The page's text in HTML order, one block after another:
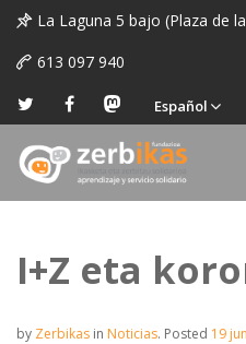
La Laguna 5 bajo (Plaza de
613 097 940
Español
I+Z eta
by Zerbikas in Noticias. Posted 19